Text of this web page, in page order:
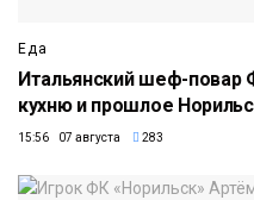
Еда
Итальянский шеф-повар
кухню и прошлое
15:56 07 августа 283